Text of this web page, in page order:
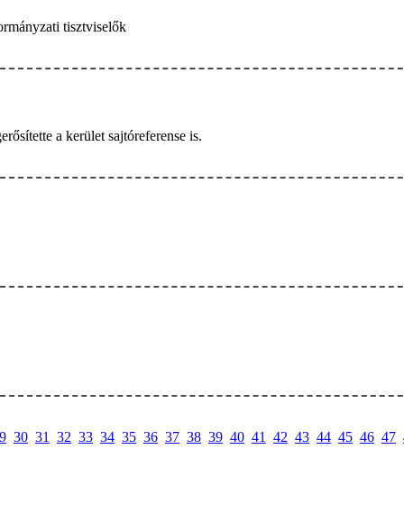
tisztviselők
a kerület sajtóreferense is.
30 31 32 33 34 35 36 37 38 39 40 41 42 43 44 45 46 47